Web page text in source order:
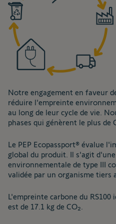
Notre engagement en faveur
réduire l'empreinte
au long de leur cycle de vie.
phases qui génèrent le plus de
Le PEP Ecopassport® évalue
global du produit. Il s'agit
environnementale de type III
validée par un organisme tiers
L'empreinte carbone du RS100
est de 17.1 kg de CO₂.